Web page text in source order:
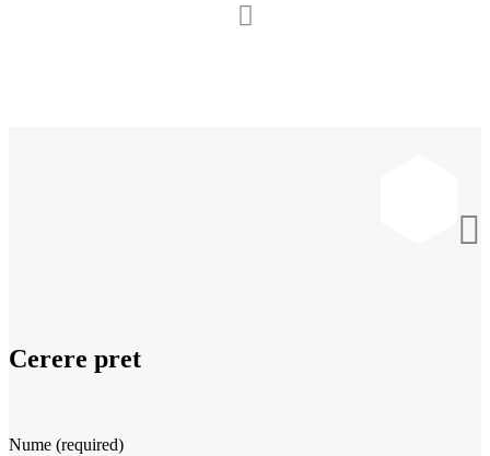


Cerere pret
Nume (required)